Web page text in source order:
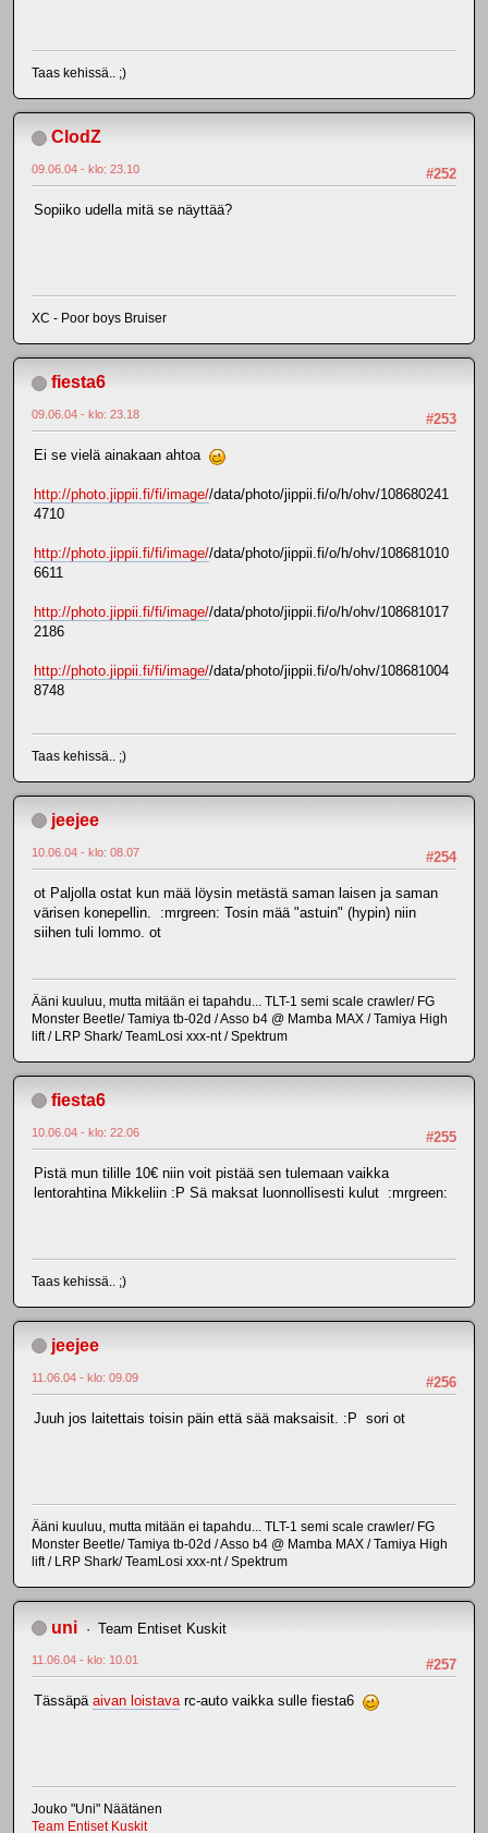
Taas kehissä.. ;)
ClodZ
#252
09.06.04 - klo: 23.10
Sopiiko udella mitä se näyttää?
XC - Poor boys Bruiser
fiesta6
#253
09.06.04 - klo: 23.18
Ei se vielä ainakaan ahtoa
http://photo.jippii.fi/fi/image//data/photo/jippii.fi/o/h/ohv/108680241
4710
http://photo.jippii.fi/fi/image//data/photo/jippii.fi/o/h/ohv/108681010
6611
http://photo.jippii.fi/fi/image//data/photo/jippii.fi/o/h/ohv/108681017
2186
http://photo.jippii.fi/fi/image//data/photo/jippii.fi/o/h/ohv/108681004
8748
Taas kehissä.. ;)
jeejee
#254
10.06.04 - klo: 08.07
ot Paljolla ostat kun mää löysin metästä saman laisen ja saman
värisen konepellin. :mrgreen: Tosin mää "astuin" (hypin) niin
siihen tuli lommo. ot
Ääni kuuluu, mutta mitään ei tapahdu... TLT-1 semi scale crawler/ FG
Monster Beetle/ Tamiya tb-02d / Asso b4 @ Mamba MAX / Tamiya High
lift / LRP Shark/ TeamLosi xxx-nt / Spektrum
fiesta6
#255
10.06.04 - klo: 22.06
Pistä mun tilille 10€ niin voit pistää sen tulemaan vaikka
lentorahtina Mikkeliin :P Sä maksat luonnollisesti kulut :mrgreen:
Taas kehissä.. ;)
jeejee
#256
11.06.04 - klo: 09.09
Juuh jos laitettais toisin päin että sää maksaisit. :P sori ot
Ääni kuuluu, mutta mitään ei tapahdu... TLT-1 semi scale crawler/ FG
Monster Beetle/ Tamiya tb-02d / Asso b4 @ Mamba MAX / Tamiya High
lift / LRP Shark/ TeamLosi xxx-nt / Spektrum
uni Team Entiset Kuskit
#257
11.06.04 - klo: 10.01
Tässäpä aivan loistava rc-auto vaikka sulle fiesta6
Jouko "Uni" Näätänen
Team Entiset Kuskit